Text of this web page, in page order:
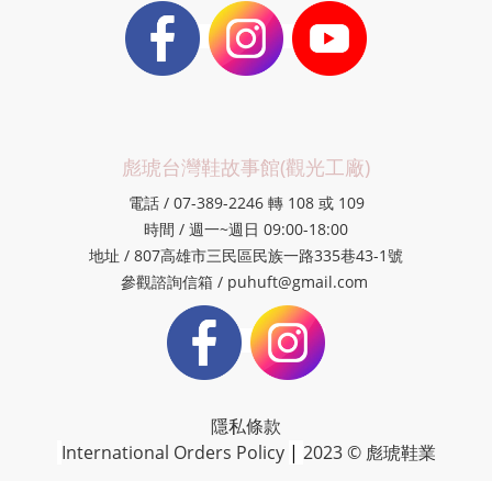
彪琥台灣鞋故事館(觀光工廠)
電話 / 07-389-2246 轉 108 或 109
時間 / 週一~週日 09:00-18:00
地址 / 807高雄市三民區民族一路335巷43-1號
參觀諮詢信箱 / puhuft@gmail.com
隱私條款
International Orders Policy | 2023 © 彪琥鞋業